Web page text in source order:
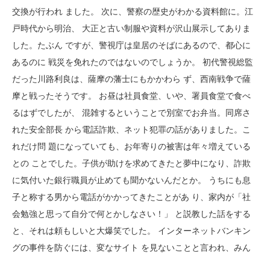
交換が行われ ました。 次に、警察の歴史がわかる資料館に。江
戸時代から明治、 大正と古い制服や資料が沢山展示してありま
した。たぶん ですが、警視庁は皇居のそばにあるので、都心に
あるのに 戦災を免れたのではないのでしょうか。 初代警視総監
だった川路利良は、薩摩の藩士にもかかわら ず、西南戦争で薩
摩と戦ったそうです。 お昼は社員食堂、いや、署員食堂で食べ
るはずでしたが、 混雑するということで別室でお弁当。同席さ
れた安全部長 から電話詐欺、ネット犯罪の話がありました。こ
れだけ問 題になっていても、お年寄りの被害は年々増えている
との ことでした。子供が助けを求めてきたと夢中になり、詐欺
に気付いた銀行職員が止めても聞かないんだとか。 うちにも息
子と称する男から電話がかかってきたことがあ り、家内が「社
会勉強と思って自分で何とかしなさい！」 と説教した話をする
と、それは頼もしいと大爆笑でした。 インターネットバンキン
グの事件を防ぐには、変なサイト を見ないことと言われ、みん